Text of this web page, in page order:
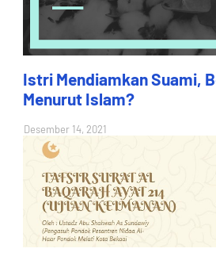
Istri Mendiamkan Suami,
Menurut Islam?
Desember 14, 2021